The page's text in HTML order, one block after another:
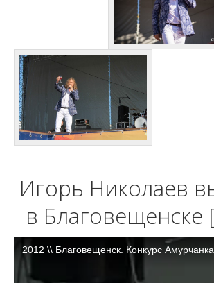
Игорь Николаев
в Благовещенске